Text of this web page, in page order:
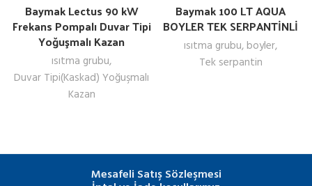
Baymak Lectus 90 kW
Frekans Pompalı Duvar Tipi
Yoğuşmalı Kazan
ısıtma grubu,
Duvar Tipi(Kaskad) Yoğuşmalı
Kazan
Baymak 100 LT AQUA
BOYLER TEK SERPANTİNLİ
ısıtma grubu, boyler,
Tek serpantin
Mesafeli Satış Sözleşmesi